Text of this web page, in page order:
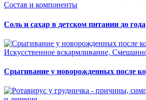
Состав и компоненты
Соль и сахар в детском питании до года
Искусственное вскармливание,
Срыгивание у новорожденных после